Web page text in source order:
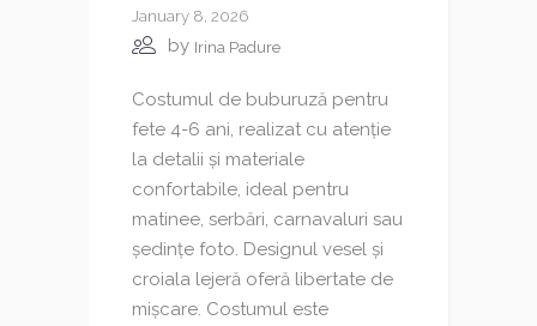
January 8, 2026
by Irina Padure
Costumul de buburuză pentru
fete 4-6 ani, realizat cu atenție
la detalii și materiale
confortabile, ideal pentru
matinee, serbări, carnavaluri sau
ședințe foto. Designul vesel și
croiala lejeră oferă libertate de
mișcare. Costumul este